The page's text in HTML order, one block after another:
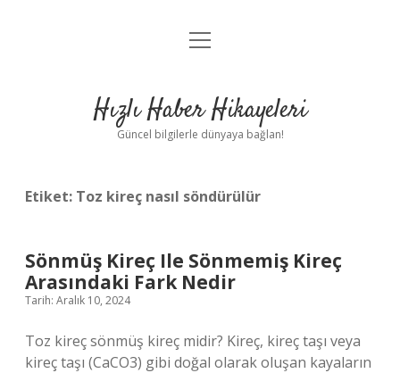
Anasayfa
Yasal Uyarı
menüyü
Hızlı Haber Hikayeleri
Güncel bilgilerle dünyaya bağlan!
Etiket: Toz kireç nasıl söndürülür
Sönmüş Kireç Ile Sönmemiş Kireç
Arasındaki Fark Nedir
Tarih: Aralık 10, 2024
Toz kireç sönmüş kireç midir? Kireç, kireç taşı veya
kireç taşı (CaCO3) gibi doğal olarak oluşan kayaların